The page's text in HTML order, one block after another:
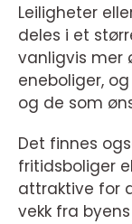
Leiligheter
deles i et
vanligvis mer
eneboliger,
og de som
Det finnes
fritidsboliger
attraktive for
vekk fra